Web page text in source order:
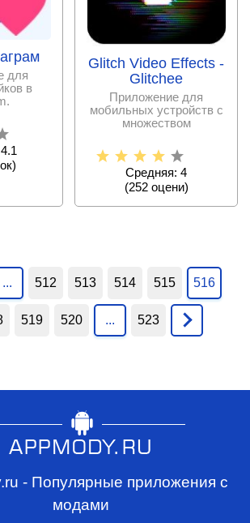
для
в
Glitch Video Effects -
Glitchee
Приложение для
мобильных устройств с
множеством
Средняя: 4
(252оцени)
... 512 513 514 515 516
519 520 ... 523
- Популярные приложения с
модами